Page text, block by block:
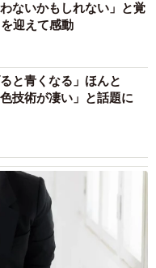
ないかもしれない」と覚
迎えて感動
と青くなる」ほんと
技術が凄い」と話題に